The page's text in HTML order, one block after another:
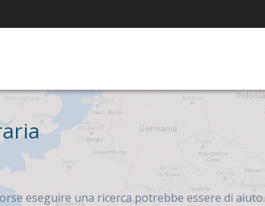
eseguire una ricerca potrebbe essere di aiuto.